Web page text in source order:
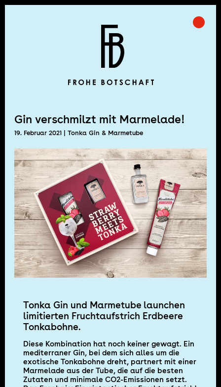
Frohe Botschaft
Gin verschmilzt mit Marmelade!
19. Februar 2021| Tonka Gin & Marmetube
Tonka Gin und Marmetube launchen
limitierten Fruchtaufstrich Erdbeere
Tonkabohne.
Diese Kombination hat noch keiner gewagt. Ein
mediterraner Gin, bei dem sich alles um die
exotische Tonkabohne dreht, partnert mit einer
Marmelade aus der Tube, die auf die besten
Zutaten und minimale CO2-Emissionen setzt.